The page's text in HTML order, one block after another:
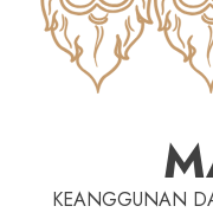
KEANGGUNAN